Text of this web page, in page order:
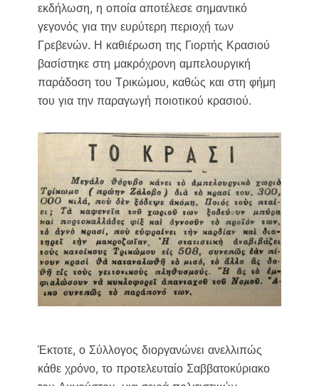
εκδήλωση, η οποία αποτέλεσε σημαντικό
γεγονός για την ευρύτερη περιοχή των
Γρεβενών. Η καθιέρωση της Γιορτής Κρασιού
βασίστηκε στη μακρόχρονη αμπελουργική
παράδοση του Τρικώμου, καθώς και στη φήμη
του για την παραγωγή ποιοτικού κρασιού.
Έκτοτε, ο Σύλλογος διοργανώνει ανελλιπώς
κάθε χρόνο, το προτελευταίο Σαββατοκύριακο